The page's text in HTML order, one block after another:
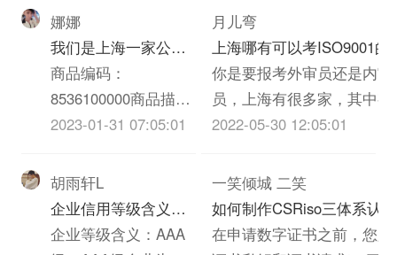
时竣工）即建设项目
骏工验收报告。（找
你们当地的安监局）
消防验收报告（找你
们当地...
娜娜
我们是上海一家公
司，需要进口一批保
险丝 FUSE，请问我
该如何归类？HS
检和做3C认证吗？
商品编码：
8536100000商品描
述：熔断器(电压不超
1.品名;2.用途;3.品
牌;4.型号;5.电压;6.新
旧状态;进出口法检商
2023-01-31 07:05:01
胡雨轩L
企业信用等级含义是
什么？
企业等级含义：AAA
会作为加分项，有时
候是投标的准入门
槛。望采纳~
于所谓代理机构恶意
竞价、审核不到现
场、审核正常时间缩
短、“包通过”等违法
违规行为，将予以坚
机制，一旦发现上述
违规违法现象，将采
取暂停资质、取消资
月儿弯
上海哪有可以考ISO9001的
规机构
你是要报考外审员还是内审
员，上海有很多家，其中有
法国公司叫
称BV,或必维），是家不错
公司，跟我们合作了很多年
了，
2022-05-30 12:05:01
一笑倾城 二笑
如何制作CSRiso三体系认证
在申请数字证书之前，您